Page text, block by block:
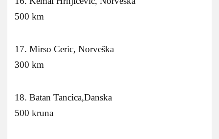
500 km
17. Mirso Ceric, Norveška
300 km
18. Batan Tancica,Danska
500 kruna